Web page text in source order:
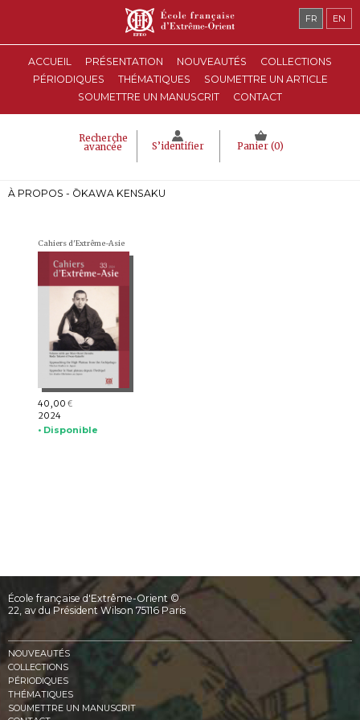
ACCUEIL PRÉSENTATION NOUVEAUTÉS
COLLECTIONS
PÉRIODIQUES
THÉMATIQUES
SOUMETTRE UN ARTICLE
SOUMETTRE UN MANUSCRIT
CONTACT
Recherche
avancée S’identifier Panier (0)
FR EN
À PROPOS - ŌKAWA KENSAKU
Cahiers d'Extrême-Asie
40,00 €
2024
• Disponible
École française d'Extrême-Orient ©
22, av du Président Wilson 75116 Paris
NOUVEAUTÉS
COLLECTIONS
PÉRIODIQUES
THÉMATIQUES
SOUMETTRE UN MANUSCRIT